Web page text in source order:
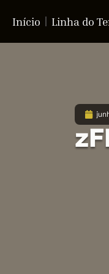
Início Linha do